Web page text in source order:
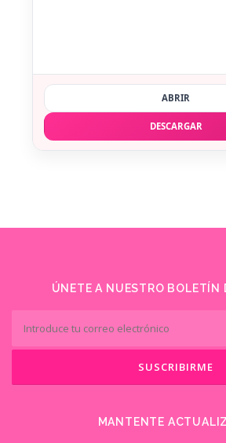
ABRIR
DESCARGAR
ÚNETE A NUESTRO BOLETÍN
MANTENTE